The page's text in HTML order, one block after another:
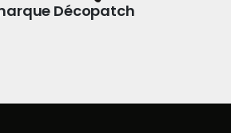
Décopatch